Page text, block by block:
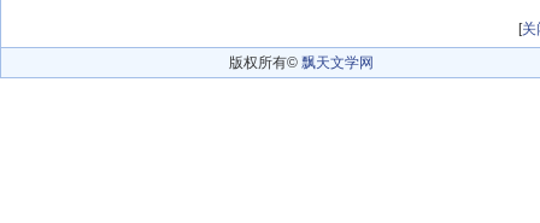
[关
版权所有© 飘天文学网